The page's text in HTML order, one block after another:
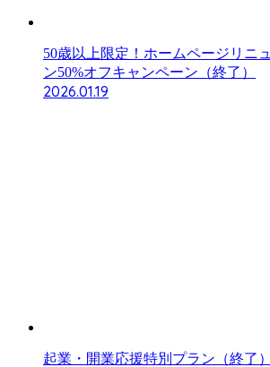
50歳以上限定！ホームページリニ
ン50%オフキャンペーン（終了）
2026.01.19
起業・開業応援特別プラン（終了）